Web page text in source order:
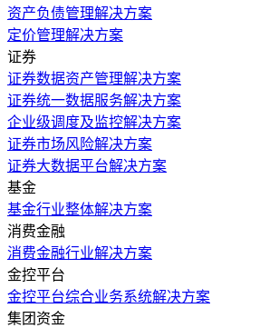
资产负债管理解决方案
定价管理解决方案
证券
证券数据资产管理解决方案
证券统一数据服务解决方案
企业级调度及监控解决方案
证券市场风险解决方案
证券大数据平台解决方案
基金
基金行业整体解决方案
消费金融
消费金融行业解决方案
金控平台
金控平台综合业务系统解决方案
集团资金